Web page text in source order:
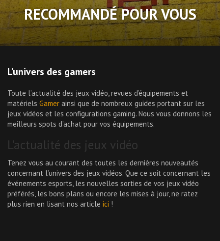
RECOMMANDÉ POUR VOUS
L’univers des gamers
Toute l’actualité des jeux vidéo, revues d’équipements et
matériels Gamer ainsi que de nombreux guides portant sur les
jeux vidéos et les configurations gaming. Nous vous donnons les
meilleurs spots d’achat pour vos équipements.
L’actualité des jeux vidéo
Tenez vous au courant des toutes les dernières nouveautés
concernant l’univers des jeux vidéos. Que ce soit concernant les
événements esports, les nouvelles sorties de vos jeux vidéo
préférés, les bons plans ou encore les mises à jour, ne ratez
plus rien en lisant nos article ici !